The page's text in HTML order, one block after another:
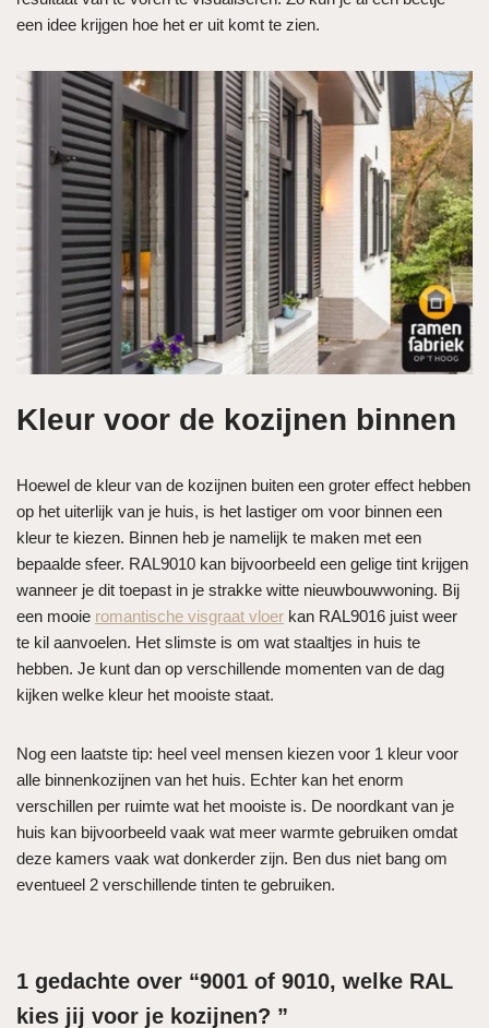
een idee krijgen hoe het er uit komt te zien.
Kleur voor de kozijnen binnen
Hoewel de kleur van de kozijnen buiten een groter effect hebben
op het uiterlijk van je huis, is het lastiger om voor binnen een
kleur te kiezen. Binnen heb je namelijk te maken met een
bepaalde sfeer. RAL9010 kan bijvoorbeeld een gelige tint krijgen
wanneer je dit toepast in je strakke witte nieuwbouwwoning. Bij
een mooie romantische visgraat vloer kan RAL9016 juist weer
te kil aanvoelen. Het slimste is om wat staaltjes in huis te
hebben. Je kunt dan op verschillende momenten van de dag
kijken welke kleur het mooiste staat.
Nog een laatste tip: heel veel mensen kiezen voor 1 kleur voor
alle binnenkozijnen van het huis. Echter kan het enorm
verschillen per ruimte wat het mooiste is. De noordkant van je
huis kan bijvoorbeeld vaak wat meer warmte gebruiken omdat
deze kamers vaak wat donkerder zijn. Ben dus niet bang om
eventueel 2 verschillende tinten te gebruiken.
1 gedachte over “9001 of 9010, welke RAL
kies jij voor je kozijnen? ”